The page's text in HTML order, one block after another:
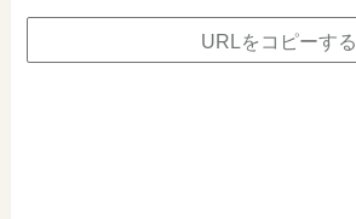
URLをコピーする